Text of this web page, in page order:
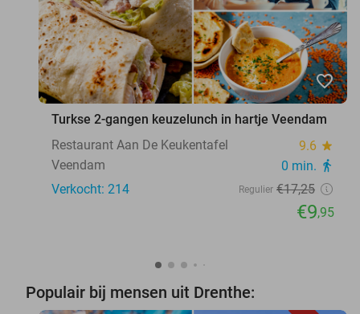
favorite_border
Turkse 2-gangen keuzelunch in hartje Veendam
Restaurant Aan De Keukentafel
9.6 star
Veendam 0 min. directions_walk
Verkocht: 214 Regulier €17,25
€9,95
Populair bij mensen uit Drenthe: